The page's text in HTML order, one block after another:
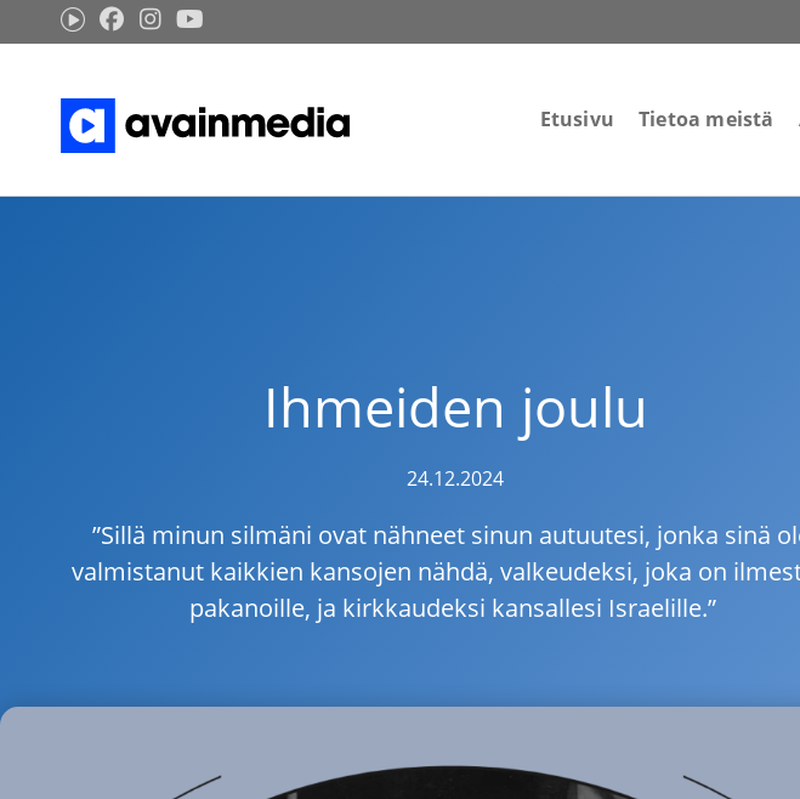
sisältöön
Etusivu Tietoa meistä
Ihmeiden joulu
24.12.2024
”Sillä minun silmäni ovat nähneet sinun autuutesi, jonka sinä
valmistanut kaikkien kansojen nähdä, valkeudeksi, joka on
pakanoille, ja kirkkaudeksi kansallesi Israelille.”